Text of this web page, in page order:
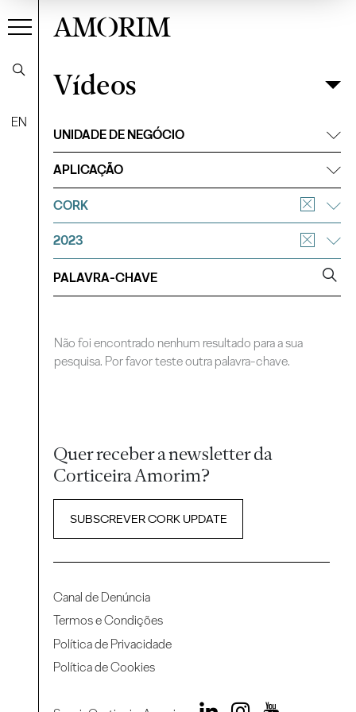
EN
AMORIM
VídeosFiltrar
Vídeos
UNIDADE DE NEGÓCIO
APLICAÇÃO
CORK
2023
Não foi encontrado nenhum resultado para a sua
pesquisa. Por favor teste outra palavra-chave.
Quer receber a newsletter da
Corticeira Amorim?
SUBSCREVER CORK UPDATE
Canal de Denúncia
Termos e Condições
Política de Privacidade
Política de Cookies